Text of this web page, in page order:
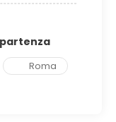
Roma